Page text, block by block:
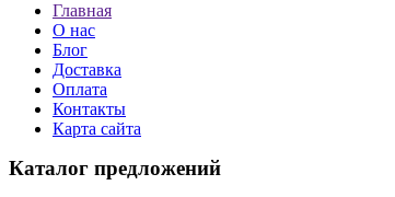
Главная
О нас
Блог
Доставка
Оплата
Контакты
Карта сайта
Каталог предложений